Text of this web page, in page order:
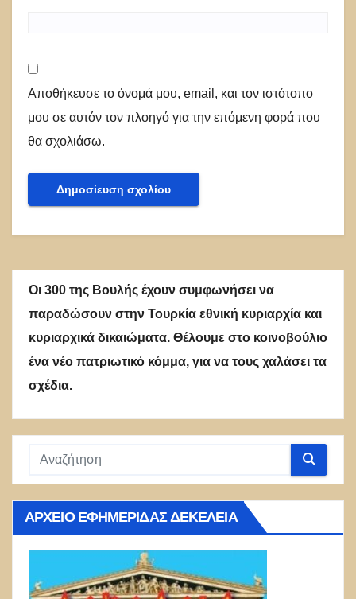
Αποθήκευσε το όνομά μου, email, και τον ιστότοπο
μου σε αυτόν τον πλοηγό για την επόμενη φορά που
θα σχολιάσω.
Οι 300 της Βουλής έχουν συμφωνήσει να
παραδώσουν στην Τουρκία εθνική κυριαρχία και
κυριαρχικά δικαιώματα. Θέλουμε στο κοινοβούλιο
ένα νέο πατριωτικό κόμμα, για να τους χαλάσει τα
σχέδια.
ΑΡΧΕΊΟ ΕΦΗΜΕΡΊΔΑΣ ΔΕΚΈΛΕΙΑ